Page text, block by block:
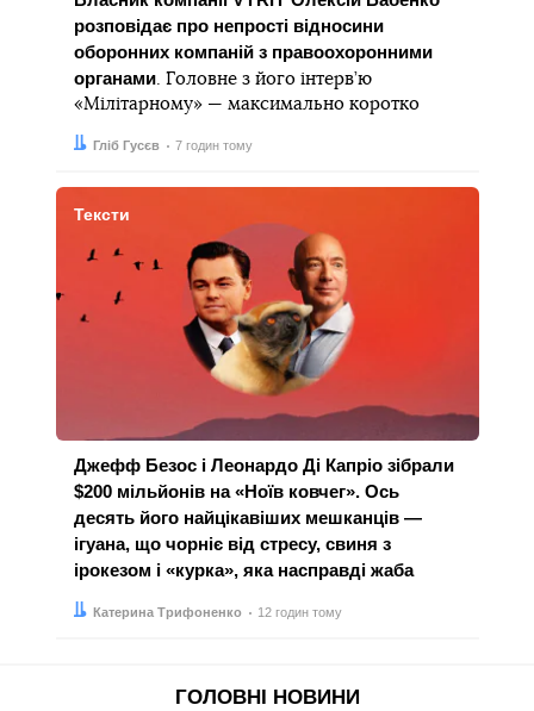
розповідає про непрості відносини
оборонних компаній з правоохоронними
органами. Головне з його інтерв’ю
«Мілітарному» — максимально коротко
Автор:Гліб Гусєв
Дата: 7 годин тому
Тексти
Джефф Безос і Леонардо Ді Капріо зібрали
$200 мільйонів на «Ноїв ковчег». Ось
десять його найцікавіших мешканців —
ігуана, що чорніє від стресу, свиня з
ірокезом і «курка», яка насправді жаба
Автор:Катерина Трифоненко
Дата: 12 годин тому
ГОЛОВНІ НОВИНИ